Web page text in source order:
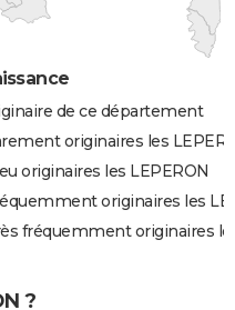
de ce département
originaires les
originaires les LEPERON
originaires les
fréquemment originaires
?